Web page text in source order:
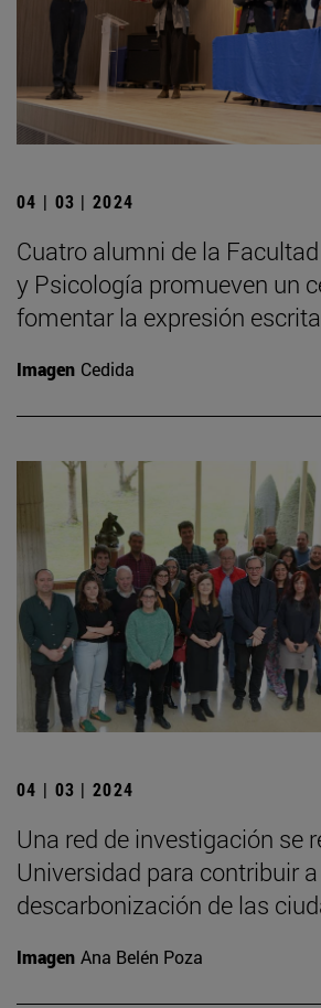
04 | 03 | 2024
Cuatro alumni de la
y Psicología promueven un
fomentar la expresión escrita
Imagen Cedida
04 | 03 | 2024
Una red de investigación se
Universidad para contribuir
descarbonización de las
Imagen Ana Belén Poza